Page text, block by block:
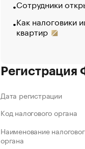
Сотрудники
Как налоговики
квартир
Дата регистрации
Код налогового органа
Наименование
органа